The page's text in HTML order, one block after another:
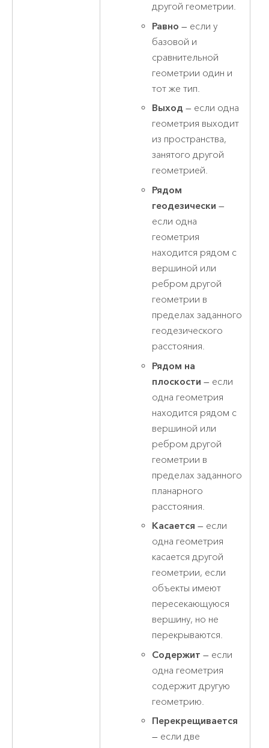
другой геометрии.
Равно — если у
базовой и
сравнительной
геометрии один и
тот же тип.
Выход — если одна
геометрия выходит
из пространства,
занятого другой
геометрией.
Рядом
геодезически —
если одна
геометрия
находится рядом с
вершиной или
ребром другой
геометрии в
пределах заданного
геодезического
расстояния.
Рядом на
плоскости — если
одна геометрия
находится рядом с
вершиной или
ребром другой
геометрии в
пределах заданного
планарного
расстояния.
Касается — если
одна геометрия
касается другой
геометрии, если
объекты имеют
пересекающуюся
вершину, но не
перекрываются.
Содержит — если
одна геометрия
содержит другую
геометрию.
Перекрещивается
— если две